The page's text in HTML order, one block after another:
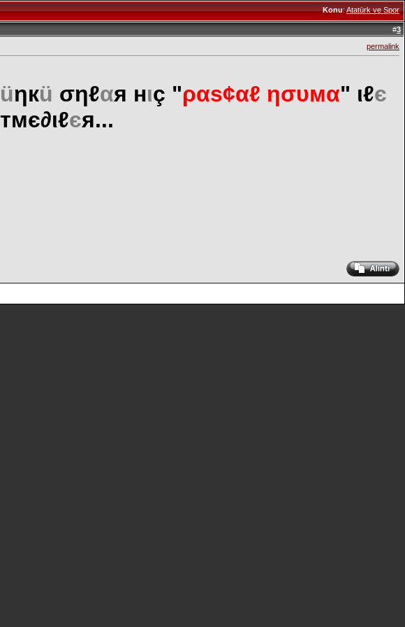
Konu:Atatürk ve Spor
#3
permalink
üηкü σηℓαя нιç "ραѕ¢αℓ ησυмα" ιℓє
тмє∂ιℓєя...